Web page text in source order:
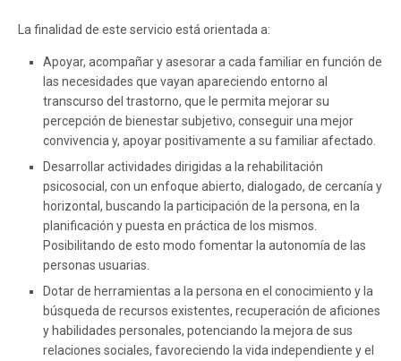
La finalidad de este servicio está orientada a:
Apoyar, acompañar y asesorar a cada familiar en función de
las necesidades que vayan apareciendo entorno al
transcurso del trastorno, que le permita mejorar su
percepción de bienestar subjetivo, conseguir una mejor
convivencia y, apoyar positivamente a su familiar afectado.
Desarrollar actividades dirigidas a la rehabilitación
psicosocial, con un enfoque abierto, dialogado, de cercanía y
horizontal, buscando la participación de la persona, en la
planificación y puesta en práctica de los mismos.
Posibilitando de esto modo fomentar la autonomía de las
personas usuarias.
Dotar de herramientas a la persona en el conocimiento y la
búsqueda de recursos existentes, recuperación de aficiones
y habilidades personales, potenciando la mejora de sus
relaciones sociales, favoreciendo la vida independiente y el